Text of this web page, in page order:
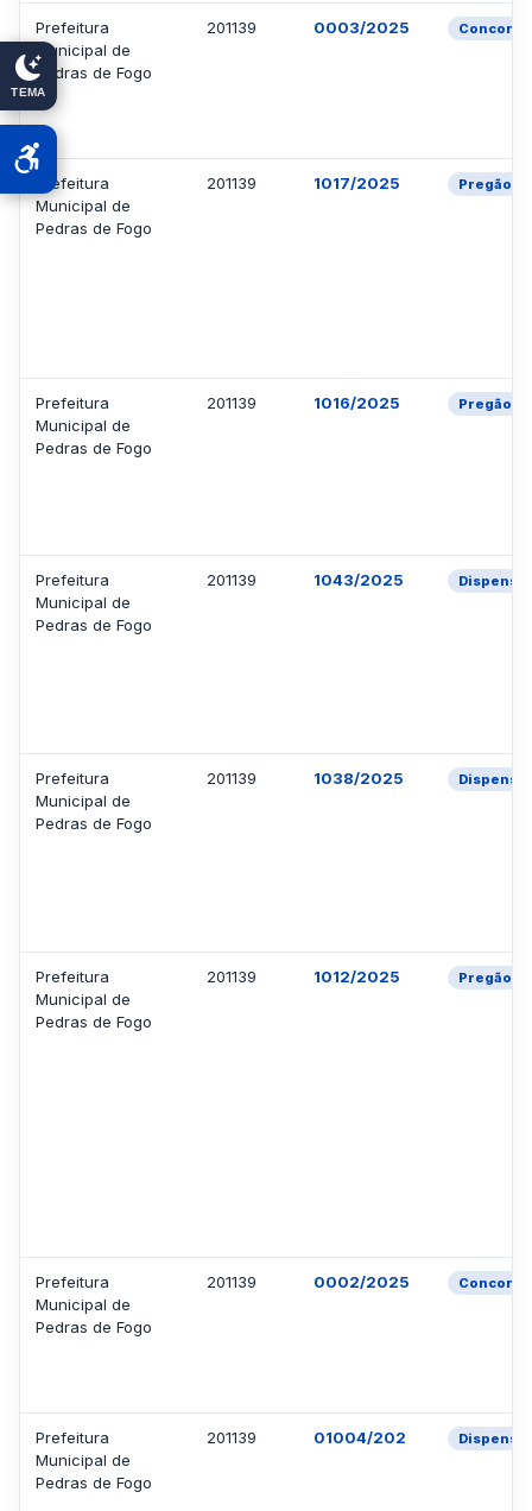
TEMA
Prefeitura
Municipal de
Pedras de Fogo
201139 0003/2025
Prefeitura
Municipal de
Pedras de Fogo
201139 1017/2025 Pregão
Prefeitura
Municipal de
Pedras de Fogo
201139 1016/2025 Pregão
Prefeitura
Municipal de
Pedras de Fogo
201139 1043/2025 Dispensa
Prefeitura
Municipal de
Pedras de Fogo
201139 1038/2025 Dispensa
Prefeitura
Municipal de
Pedras de Fogo
201139 1012/2025 Pregão
Prefeitura
Municipal de
Pedras de Fogo
201139 0002/2025
Prefeitura
Municipal de
Pedras de Fogo
201139 01004/202 Dispensa